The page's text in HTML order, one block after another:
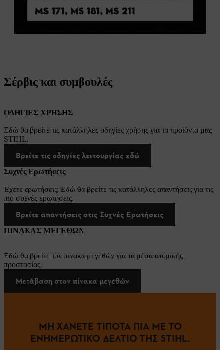
Σέρβις και συμβουλές
ΟΔΗΓΙΕΣ ΧΡΗΣΗΣ
Εδώ θα βρείτε τις κατάλληλες οδηγίες χρήσης για τα προϊόντα μας
STIHL.
Βρείτε τις οδηγίες λειτουργίας εδώ
Συχνές Ερωτήσεις
Έχετε ερωτήσεις; Εδώ θα βρείτε τις κατάλληλες απαντήσεις για τις
πιο συχνές ερωτήσεις.
Βρείτε απαντήσεις στις Συχνές Ερωτήσεις
ΠΙΝΑΚΑΣ ΜΕΓΕΘΩΝ
Εδώ θα βρείτε τον πίνακα μεγεθών για τα μέσα ατομικής
προστασίας.
Μετάβαση στον πίνακα μεγεθών
ΜΗ ΧΑΝΕΤΕ ΤΙΠΟΤΑ ΠΙΑ ΜΕ ΤΟ
ΕΝΗΜΕΡΩΤΙΚΟ ΔΕΛΤΙΟ ΤΗΣ STIHL.